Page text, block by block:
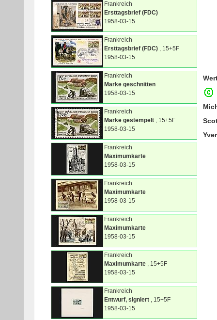
Frankreich
Ersttagsbrief (FDC)
1958-03-15
Frankreich
Ersttagsbrief (FDC) , 15+5F
1958-03-15
Frankreich
Marke geschnitten
1958-03-15
Frankreich
Marke gestempelt , 15+5F
1958-03-15
Frankreich
Maximumkarte
1958-03-15
Frankreich
Maximumkarte
1958-03-15
Frankreich
Maximumkarte
1958-03-15
Frankreich
Maximumkarte , 15+5F
1958-03-15
Frankreich
Entwurf, signiert , 15+5F
1958-03-15